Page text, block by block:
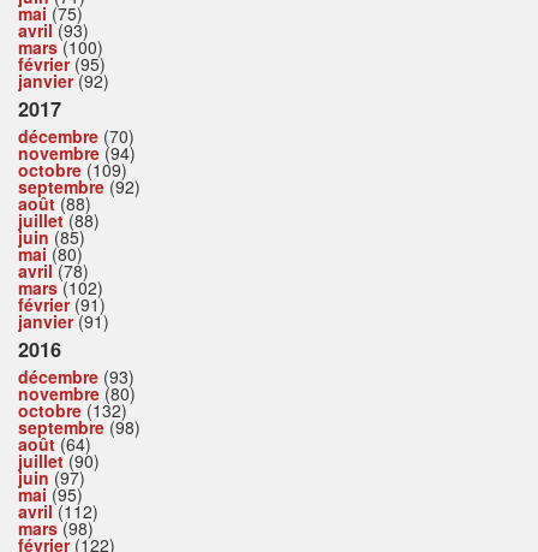
mai (75)
avril(93)
mars(100)
février(95)
janvier(92)
2017
décembre (70)
novembre (94)
octobre (109)
septembre (92)
août (88)
juillet(88)
juin (85)
mai (80)
avril(78)
mars(102)
février(91)
janvier(91)
2016
décembre (93)
novembre (80)
octobre (132)
septembre (98)
août (64)
juillet(90)
juin (97)
mai (95)
avril(112)
mars(98)
février(122)